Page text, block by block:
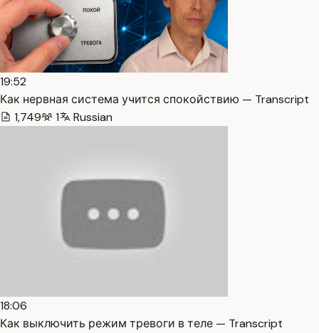
19:52
Как нервная система учится спокойствию — Transcript
1,749
1 Russian
18:06
Как выключить режим тревоги в теле — Transcript